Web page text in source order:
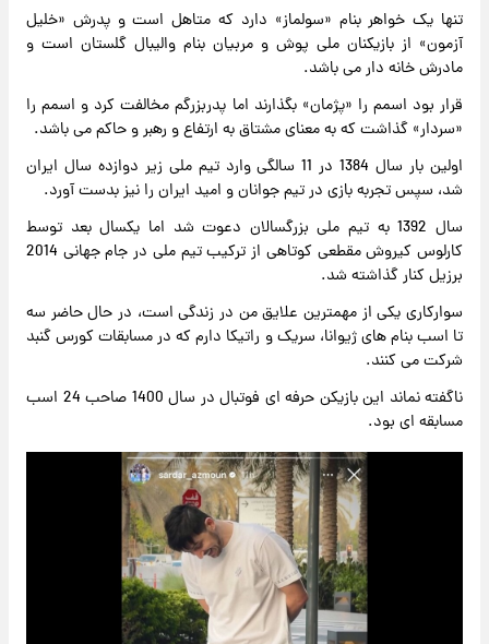
تنها یک خواهر بنام «سولماز» دارد که متاهل است و پدرش «خلیل
آزمون» از بازیکنان ملی پوش و مربیان بنام والیبال گلستان است و
مادرش خانه دار می باشد.
قرار بود اسمم را «پژمان» بگذارند اما پدربزرگم مخالفت کرد و اسمم را
«سردار» گذاشت که به معنای مشتاق به ارتفاع و رهبر و حاکم می باشد.
اولین بار سال 1384 در 11 سالگی وارد تیم ملی زیر دوازده سال ایران
شد، سپس تجربه بازی در تیم جوانان و امید ایران را نیز بدست آورد.
سال 1392 به تیم ملی بزرگسالان دعوت شد اما یکسال بعد توسط
کارلوس کیروش مقطعی کوتاهی از ترکیب تیم ملی در جام جهانی 2014
برزیل کنار گذاشته شد.
سوارکاری یکی از مهمترین علایق من در زندگی است، در حال حاضر سه
تا اسب بنام های ژیوانا، سریک و راتیکا دارم که در مسابقات کورس گنبد
شرکت می کنند.
ناگفته نماند این بازیکن حرفه ای فوتبال در سال 1400 صاحب 24 اسب
مسابقه ای بود.